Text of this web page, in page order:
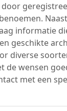
informatie
geschikte
diverse
de wensen
met een